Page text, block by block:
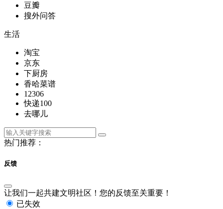
豆瓣
搜外问答
生活
淘宝
京东
下厨房
香哈菜谱
12306
快递100
去哪儿
热门推荐：
反馈
让我们一起共建文明社区！您的反馈至关重要！
已失效